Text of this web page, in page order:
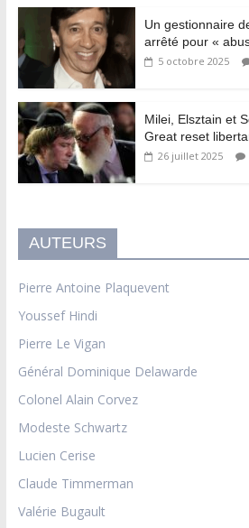
Un gestionnaire
arrêté pour «
5 octobre 2025
Milei, Elsztain et
Great reset
26 juillet 2025
AUTEURS
Pierre Antoine Plaquevent
Youssef Hindi
Pierre Le Vigan
Général Dominique Delawarde
Colonel Alain Corvez
Modeste Schwartz
Lucien Cerise
Claude Timmerman
Valérie Bugault